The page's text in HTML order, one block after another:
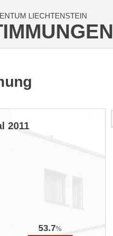
LIECHTENSTEIN
2011
53.7%